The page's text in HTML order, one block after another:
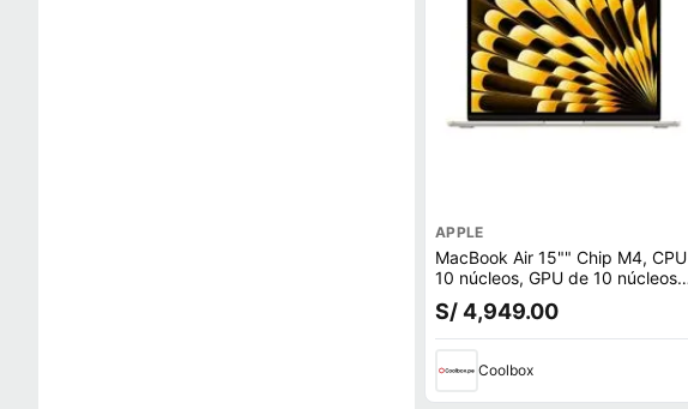
APPLE
MacBook Air 15"" Chip M4, CPU
10 núcleos, GPU de 10 núcleos,
256GB SSD, 16GB RAM, macOS,
starlight
S/ 4,949.00
Coolbox